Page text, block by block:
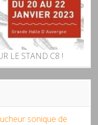
LE STAND C8 !
sonique de